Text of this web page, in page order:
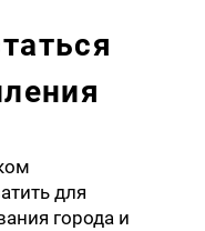
для
города и